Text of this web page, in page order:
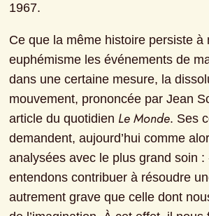
1967.
Ce que la même histoire persiste à
euphémisme les événements de
dans une certaine mesure, la
mouvement, prononcée par Jean
article du quotidien Le Monde. Ses
demandent, aujourd’hui comme
analysées avec le plus grand soin
entendons contribuer à résoudre
autrement grave que celle dont